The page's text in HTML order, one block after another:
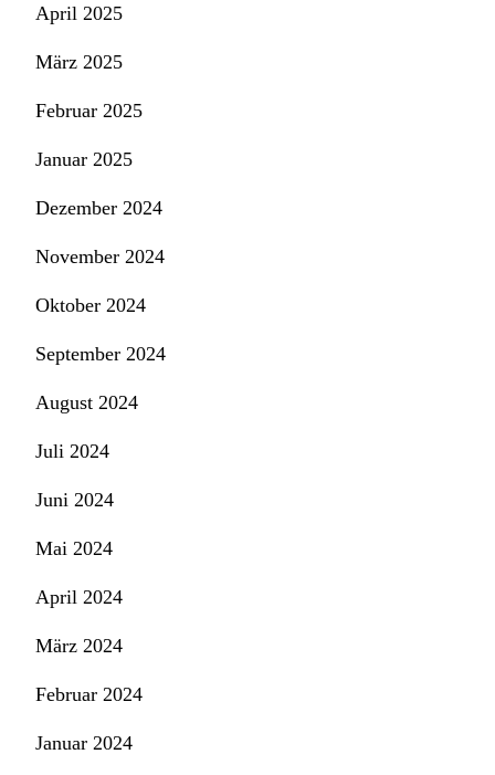
April 2025
März 2025
Februar 2025
Januar 2025
Dezember 2024
November 2024
Oktober 2024
September 2024
August 2024
Juli 2024
Juni 2024
Mai 2024
April 2024
März 2024
Februar 2024
Januar 2024